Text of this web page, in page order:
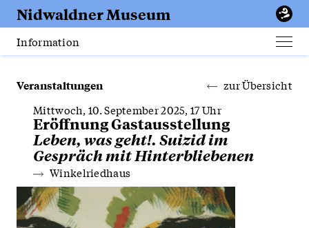
Erfurt
Apotheke
Information
NidwaldnerMuseum
Veranstaltungen
zur Übersicht
Mittwoch, 10. September 2025, 17 Uhr
Eröffnung Gastausstellung
Leben, was geht!. Suizid im
Gespräch mit Hinterbliebenen
Winkelriedhaus